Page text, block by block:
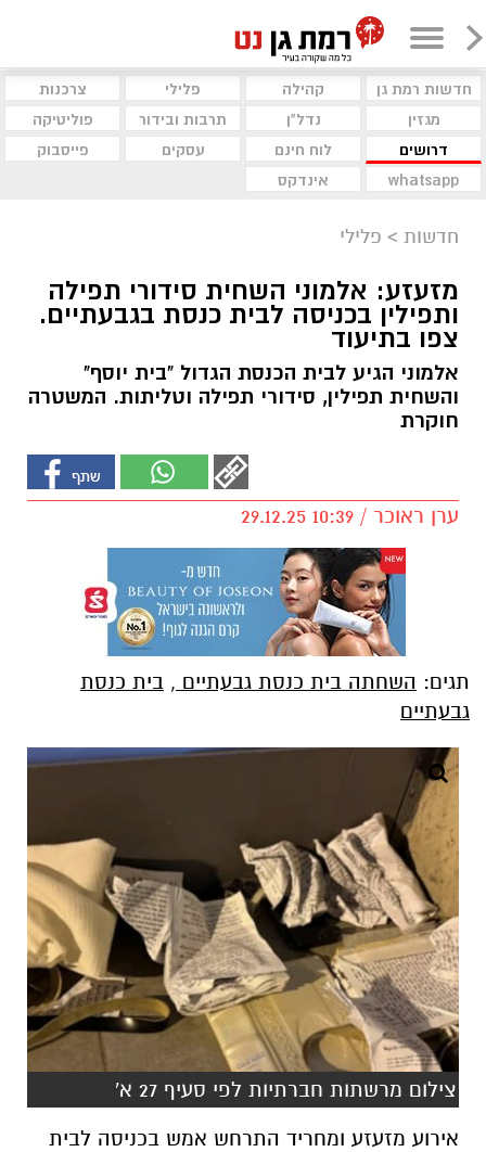
חדשות רמת גן קהילה פלילי
צרכנות
מגזין
נדל"ן תרבות ובידור
פוליטיקה
דרושים
לוח חינם עסקים
פייסבוק
whatsapp
אינדקס
חדשות > פלילי
מזעזע: אלמוני השחית סידורי תפילה
ותפילין בכניסה לבית כנסת בגבעתיים.
צפו בתיעוד
אלמוני הגיע לבית הכנסת הגדול "בית יוסף"
והשחית תפילין, סידורי תפילה וטליתות. המשטרה
חוקרת
ערן ראוכר / 10:39 29.12.25
תגים: השחתה בית כנסת גבעתיים , בית כנסת
גבעתיים
צילום מרשתות חברתיות לפי סעיף 27 א'
אירוע מזעזע ומחריד התרחש אמש בכניסה לבית